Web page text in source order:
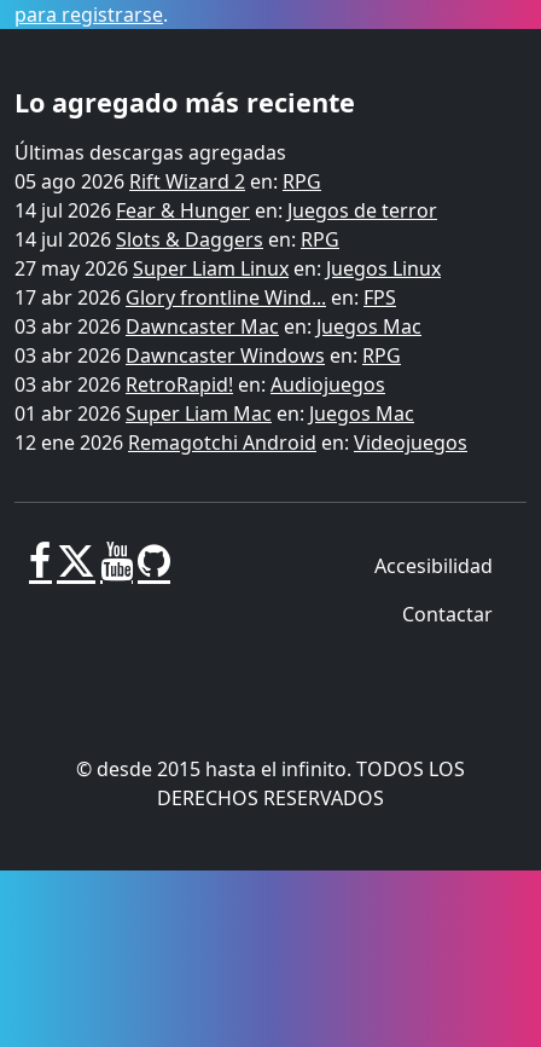
para registrarse.
Lo agregado más reciente
Últimas descargas agregadas
05 ago 2026 Rift Wizard 2 en: RPG
14 jul 2026 Fear & Hunger en: Juegos de terror
14 jul 2026Slots & Daggers en: RPG
27 may 2026Super Liam Linux en: Juegos Linux
17 abr 2026 Glory frontline Wind... en: FPS
03 abr 2026 Dawncaster Mac en: Juegos Mac
03 abr 2026 Dawncaster Windows en: RPG
03 abr 2026 RetroRapid! en: Audiojuegos
01 abr 2026Super Liam Mac en: Juegos Mac
12 ene 2026 Remagotchi Android en: Videojuegos
Accesibilidad
Contactar
© desde 2015 hasta el infinito. TODOS LOS
DERECHOS RESERVADOS